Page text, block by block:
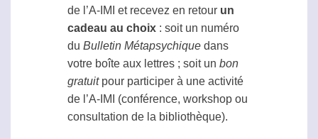
de l’A-IMI et recevez en retour un
cadeau au choix : soit un numéro
du Bulletin Métapsychique dans
votre boîte aux lettres ; soit un bon
gratuitpour participer à une activité
de l’A-IMI (conférence, workshop ou
consultation de la bibliothèque).